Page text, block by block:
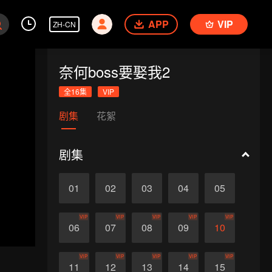
ZH-CN APP VIP
奈何boss要娶我2
全16集 VIP
剧集 花絮
剧集
01 02 03 04 05
06
VIP
07
VIP
08
VIP
09
VIP
10
VIP
11
VIP
12
VIP
13
VIP
14
VIP
15
VIP